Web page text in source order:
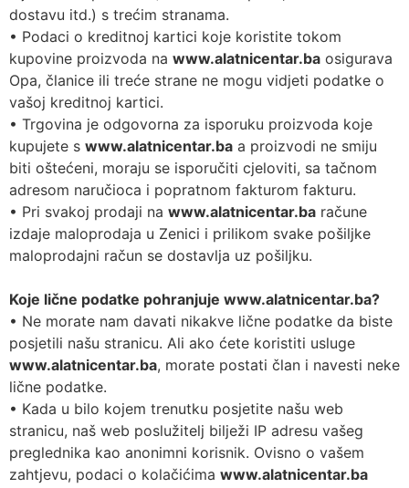
dostavu itd.) s trećim stranama.
• Podaci o kreditnoj kartici koje koristite tokom
kupovine proizvoda na www.alatnicentar.ba osigurava
Opa, članice ili treće strane ne mogu vidjeti podatke o
vašoj kreditnoj kartici.
• Trgovina je odgovorna za isporuku proizvoda koje
kupujete s www.alatnicentar.ba a proizvodi ne smiju
biti oštećeni, moraju se isporučiti cjeloviti, sa tačnom
adresom naručioca i popratnom fakturom fakturu.
• Pri svakoj prodaji na www.alatnicentar.ba račune
izdaje maloprodaja u Zenici i prilikom svake pošiljke
maloprodajni račun se dostavlja uz pošiljku.
Koje lične podatke pohranjuje www.alatnicentar.ba?
• Ne morate nam davati nikakve lične podatke da biste
posjetili našu stranicu. Ali ako ćete koristiti usluge
www.alatnicentar.ba, morate postati član i navesti neke
lične podatke.
• Kada u bilo kojem trenutku posjetite našu web
stranicu, naš web poslužitelj bilježi IP adresu vašeg
preglednika kao anonimni korisnik. Ovisno o vašem
zahtjevu, podaci o kolačićima www.alatnicentar.ba